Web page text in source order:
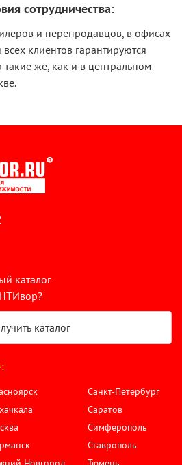
сотрудничества:
и перепродавцов, в офисах
клиентов гарантируются
такие же, как и в центральном
каталог
каталог
Санкт-Петербург
Саратов
Симферополь
Ставрополь